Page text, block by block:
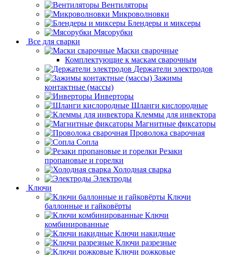
Вентиляторы
Микроволновки
Блендеры и миксеры
Мясорубки
Все для сварки
Маски сварочные
Комплектующие к маскам сварочным
Держатели электродов
Зажимы
контактные (массы)
Инверторы
Шланги кислородные
Клеммы для инвектора
Магнитные фиксаторы
Проволока сварочная
Сопла
Резаки
пропановые и горелки
Холодная сварка
Электроды
Ключи
Ключи
баллонные и гайковёрты
Ключи
комбинированные
Ключи накидные
Ключи разрезные
Ключи рожковые